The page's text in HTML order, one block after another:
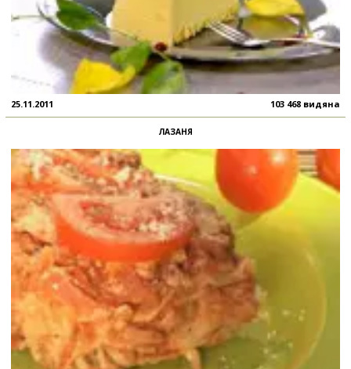
25.11.2011 103 468 видяна
ЛАЗАНЯ